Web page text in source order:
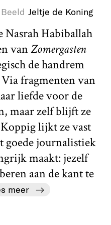
Beeld Jeltje de Koning
Nasrah Habiballah
vanZomergasten
de handrem
fragmenten van
liefde voor de
maar zelf blijft ze
lijkt ze vast
goede journalistiek
maakt: jezelf
aan de kant te
meer